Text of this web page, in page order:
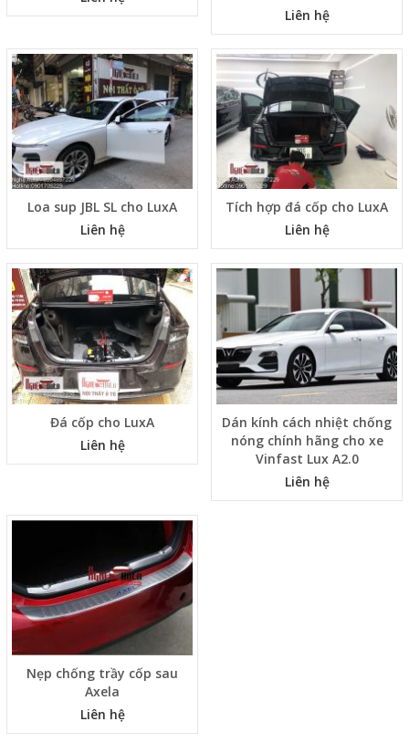
Liên hệ
Loa sup JBL SL cho LuxA
Liên hệ
Tích hợp đá cốp cho LuxA
Liên hệ
Đá cốp cho LuxA
Liên hệ
Dán kính cách nhiệt chống
nóng chính hãng cho xe
Vinfast Lux A2.0
Liên hệ
Nẹp chống trầy cốp sau
Axela
Liên hệ